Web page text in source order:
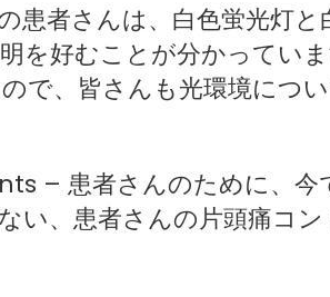
患者さんは、白色蛍光灯
を好むことが分かってい
で、皆さんも光環境につ
– 患者さんのために、
い、患者さんの片頭痛コ